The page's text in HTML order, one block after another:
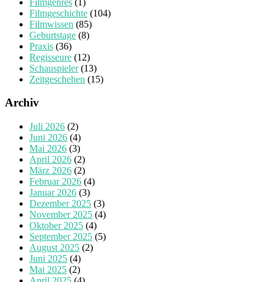
Filmgeschichte (104)
Filmwissen (85)
Geburtstage (8)
Praxis (36)
Regisseure (12)
Schauspieler(13)
Zeitgeschehen (15)
Archiv
Juli 2026 (2)
Juni 2026 (4)
Mai 2026 (3)
April 2026 (2)
März 2026 (2)
Februar 2026 (4)
Januar 2026 (3)
Dezember 2025 (3)
November 2025 (4)
Oktober 2025 (4)
September 2025 (5)
August 2025 (2)
Juni 2025 (4)
Mai 2025 (2)